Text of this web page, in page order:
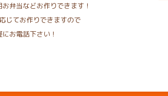
弁当などお作りできます！
じてお作りできますので
お電話下さい！